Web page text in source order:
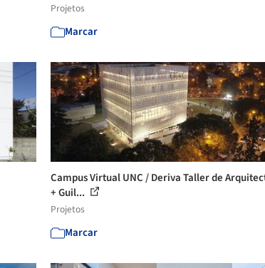
Projetos
Marcar
Campus Virtual UNC / Deriva Taller de
+ Guil...
Projetos
Marcar